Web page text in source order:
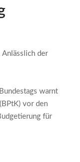
der
warnt
vor den
für